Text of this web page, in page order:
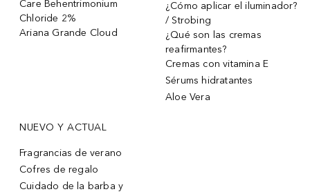
Care Behentrimonium
Chloride 2%
Ariana Grande Cloud
¿Cómo aplicar el iluminador?
/ Strobing
¿Qué son las cremas
reafirmantes?
Cremas con vitamina E
Sérums hidratantes
Aloe Vera
NUEVO Y ACTUAL
Fragrancias de verano
Cofres de regalo
Cuidado de la barba y